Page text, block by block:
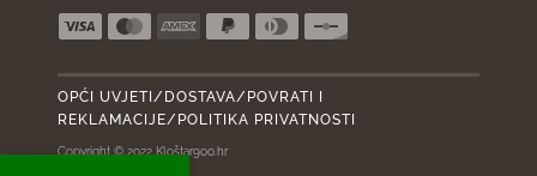
OPĆI UVJETI/DOSTAVA/POVRATI I
REKLAMACIJE/POLITIKA PRIVATNOSTI
Copyright © 2022 Kloštar900.hr